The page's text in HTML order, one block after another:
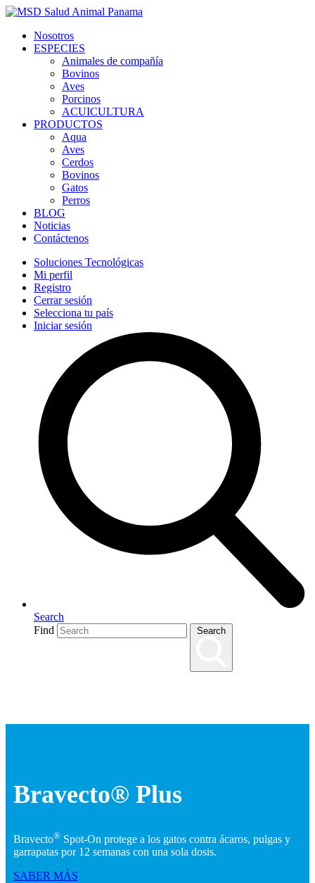
Nosotros
ESPECIES
Animales de compañía
Bovinos
Aves
Porcinos
ACUICULTURA
PRODUCTOS
Aqua
Aves
Cerdos
Bovinos
Gatos
Perros
BLOG
Noticias
Contáctenos
Soluciones Tecnológicas
Mi perfil
Registro
Cerrar sesión
Selecciona tu país
Iniciar sesión
Search
Find
Search
Bravecto® Plus
Bravecto®Spot-On protege a los gatos contra ácaros, pulgas y
garrapatas por 12 semanas con una sola dosis.
SABER MÁS